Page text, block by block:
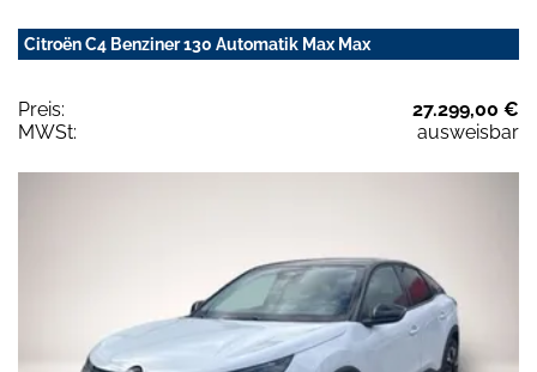
Citroën C4 Benziner 130 Automatik Max Max
Preis:
27.299,00 €
MWSt:
ausweisbar